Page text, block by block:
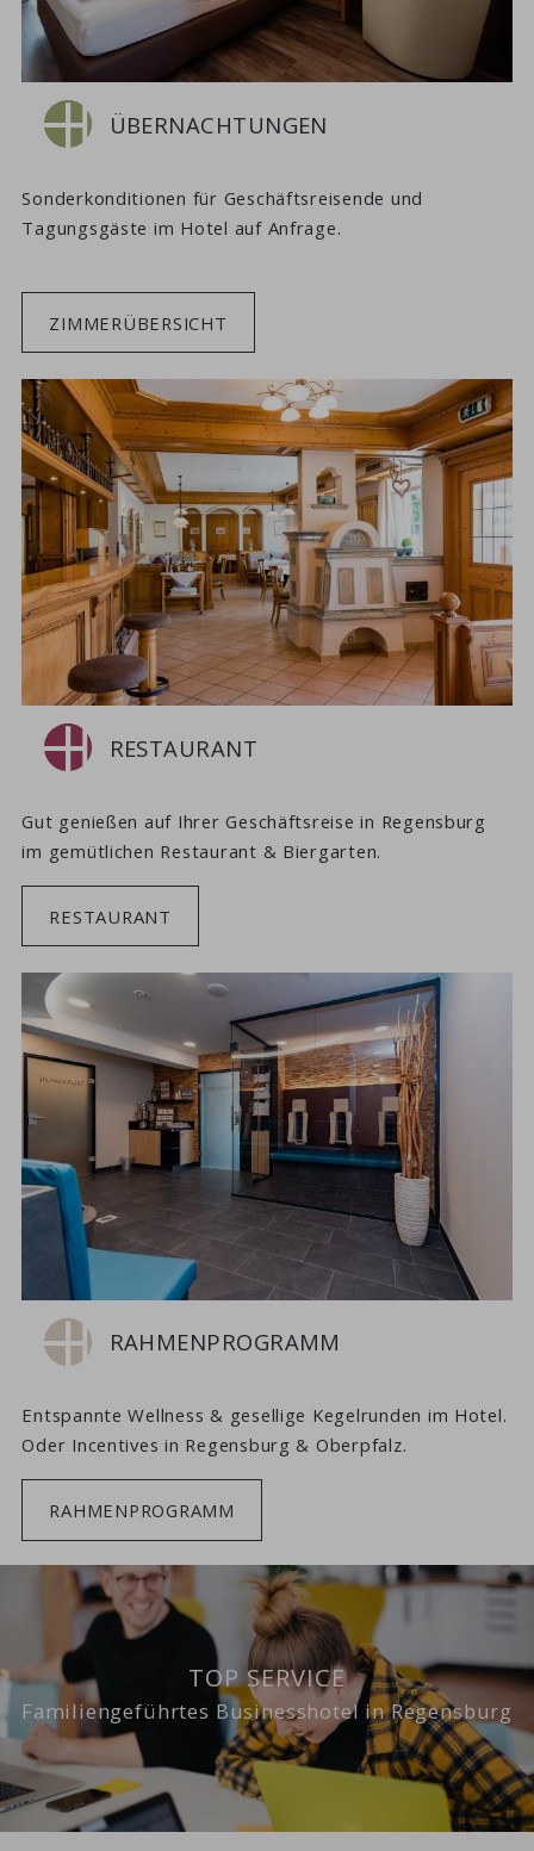
ÜBERNACHTUNGEN
Sonderkonditionen für Geschäftsreisende und
Tagungsgäste im Hotel auf Anfrage.
ZIMMERÜBERSICHT
RESTAURANT
Gut genießen auf Ihrer Geschäftsreise in Regensburg
im gemütlichen Restaurant & Biergarten.
RESTAURANT
RAHMENPROGRAMM
Entspannte Wellness & gesellige Kegelrunden im Hotel.
Oder Incentives in Regensburg & Oberpfalz.
RAHMENPROGRAMM
TOP SERVICE
Familiengeführtes Businesshotel in Regensburg